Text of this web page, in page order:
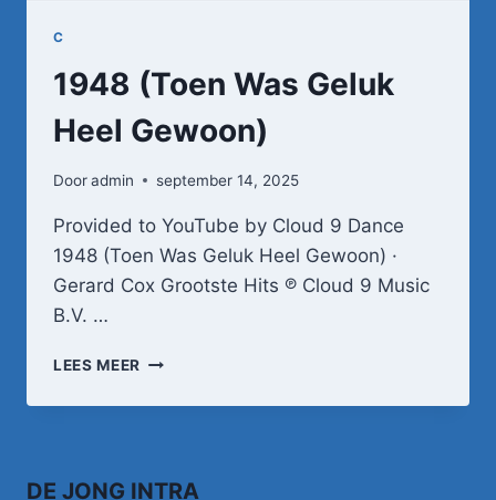
C
1948 (Toen Was Geluk
Heel Gewoon)
Dooradmin september 14, 2025
Provided to YouTube by Cloud 9 Dance
1948 (Toen Was Geluk Heel Gewoon) ·
Gerard Cox Grootste Hits ℗ Cloud 9 Music
B.V. …
LEES MEER 1948
WAS
DE JONG INTRA